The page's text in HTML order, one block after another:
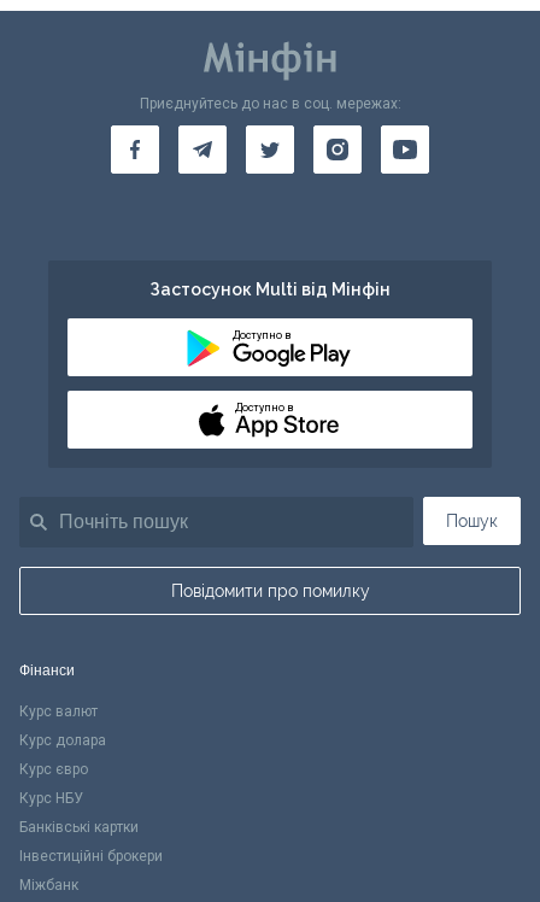
Пошук
Повідомити про помилку
Приєднуйтесь до нас в соц. мережах:
Застосунок Multi від Мінфін
Доступно в
Доступно в
Фінанси
Курс валют
Курс долара
Курс євро
Курс НБУ
Банківські картки
Інвестиційні брокери
Міжбанк